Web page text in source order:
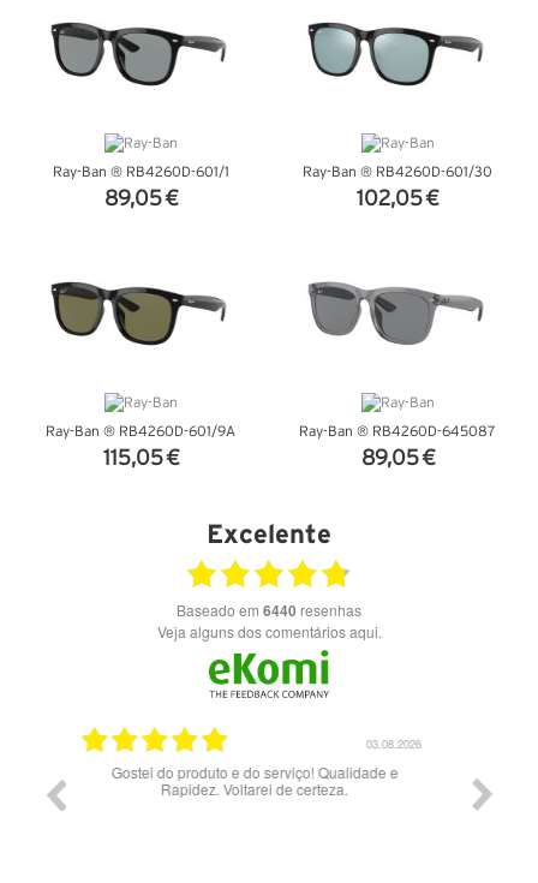
Ray-Ban ® RB4260D-601/1
89,05 €
Ray-Ban ® RB4260D-601/30
102,05 €
Ray-Ban ® RB4260D-601/9A
115,05 €
Ray-Ban ® RB4260D-645087
89,05 €
Excelente
Baseado em 6440 resenhas
Veja alguns dos comentários aqui.
03.08.2026
Bons óculos.